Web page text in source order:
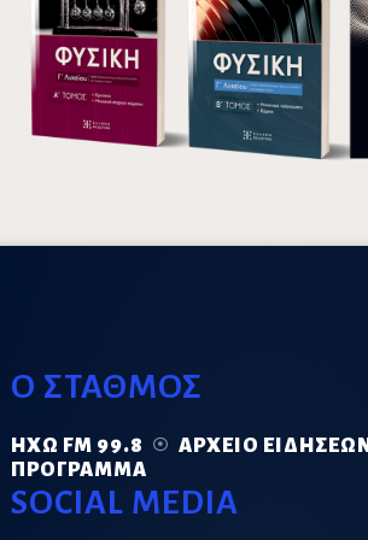
Ο ΣΤΑΘΜΟΣ
ΗΧΏ FM 99.8
ΑΡΧΕΊΟ ΕΙΔΉΣΕΩΝ
ΠΡΌΓΡΑΜΜΑ
SOCIAL MEDIA